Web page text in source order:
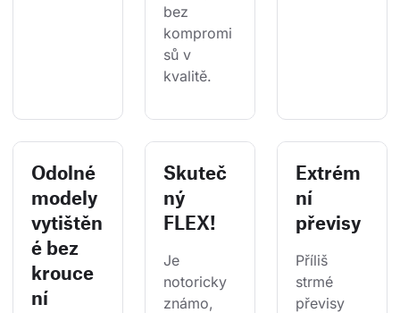
bez
kompromi
sů v
kvalitě.
Odolné
modely
vytištěn
é bez
krouce
ní
Skuteč
ný
FLEX!
Je
notoricky
známo,
Extrém
ní
převisy
Příliš
strmé
převisy